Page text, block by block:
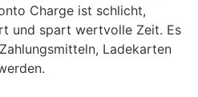
Charge ist schlicht,
und spart wertvolle Zeit. Es
Ladekarten